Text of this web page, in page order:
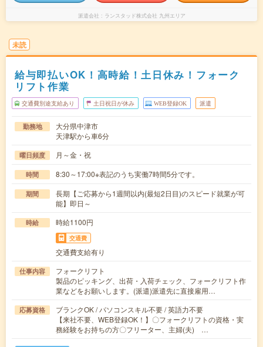
派遣会社 ランスタッド株式会社 九州エリア
未読
給与即払いOK！高時給！土日休み！フォーク
リフト作業
交通費別途支給あり 土日祝日が休み WEB登録OK 派遣
勤務地
大分県中津市
天津駅から車6分
曜日頻度 月～金・祝
時間 8:30～17:00※表記のうち実働7時間5分です。
期間
長期【ご応募から1週間以内(最短2日目)のスピード就業が可
能】即日～
時給 時給1100円
交通費
交通費支給有り
仕事内容
フォークリフト
製品のピッキング、出荷・入荷チェック、フォークリフト作
業などをお願いします。(派遣)派遣先に直接雇用…
応募資格
ブランクOK / パソコンスキル不要 / 英語力不要
【来社不要、WEB登録OK！】〇フォークリフトの資格・実
務経験をお持ちの方〇フリーター、主婦(夫) …